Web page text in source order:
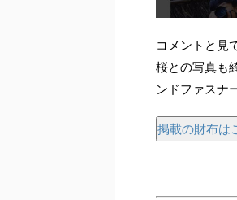
コメントと見
桜との写真も
ンドファスナ
掲載の財布は